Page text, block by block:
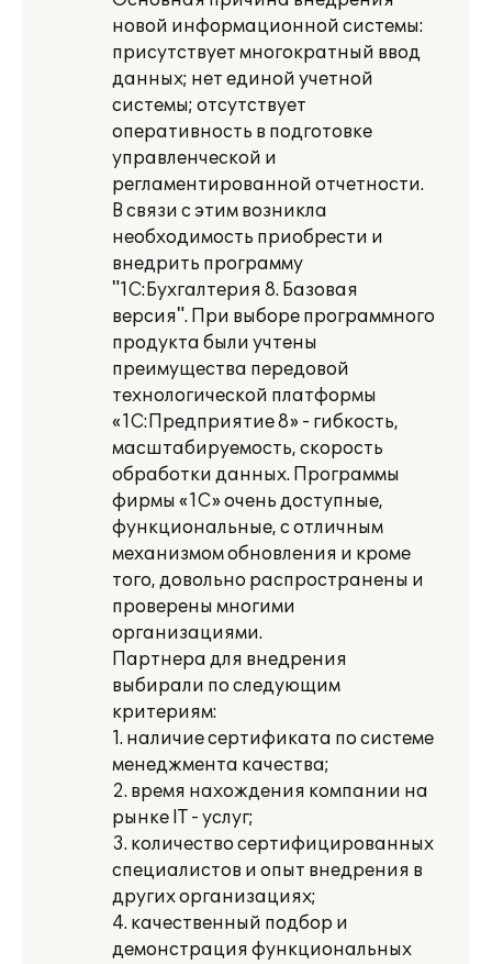
новой информационной системы:
присутствует многократный ввод
данных; нет единой учетной
системы; отсутствует
оперативность в подготовке
управленческой и
регламентированной отчетности.
В связи с этим возникла
необходимость приобрести и
внедрить программу
"1С:Бухгалтерия 8. Базовая
версия". При выборе программного
продукта были учтены
преимущества передовой
технологической платформы
«1С:Предприятие 8» - гибкость,
масштабируемость, скорость
обработки данных. Программы
фирмы «1С» очень доступные,
функциональные, с отличным
механизмом обновления и кроме
того, довольно распространены и
проверены многими
организациями.
Партнера для внедрения
выбирали по следующим
критериям:
1. наличие сертификата по системе
менеджмента качества;
2. время нахождения компании на
рынке IT - услуг;
3. количество сертифицированных
специалистов и опыт внедрения в
других организациях;
4. качественный подбор и
демонстрация функциональных